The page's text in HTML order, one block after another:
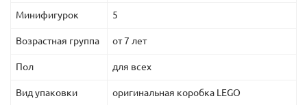
Минифигурок 5
Возрастная группа от 7 лет
Пол для всех
Вид упаковки оригинальная коробка LEGO